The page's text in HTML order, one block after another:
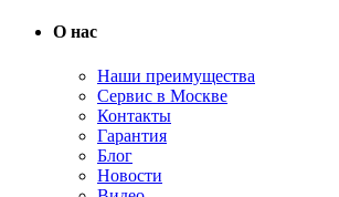
О нас
Наши преимущества
Сервис в Москве
Контакты
Гарантия
Блог
Новости